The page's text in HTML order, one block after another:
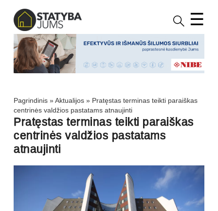
☰
Pagrindinis »Aktualijos » Pratęstas terminas teikti paraiškas
centrinės valdžios pastatams atnaujinti
Pratęstas terminas teikti paraiškas
centrinės valdžios pastatams
atnaujinti